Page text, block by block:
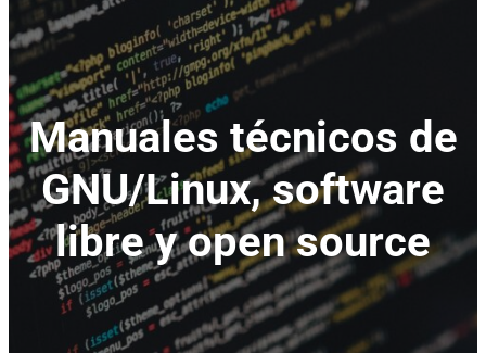
Manuales técnicos de
GNU/Linux, software
libre y open source